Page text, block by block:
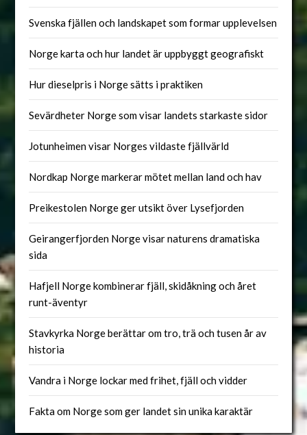
Svenska fjällen och landskapet som formar upplevelsen
Norge karta och hur landet är uppbyggt geografiskt
Hur dieselpris i Norge sätts i praktiken
Sevärdheter Norge som visar landets starkaste sidor
Jotunheimen visar Norges vildaste fjällvärld
Nordkap Norge markerar mötet mellan land och hav
Preikestolen Norge ger utsikt över Lysefjorden
Geirangerfjorden Norge visar naturens dramatiska
sida
Hafjell Norge kombinerar fjäll, skidåkning och året
runt-äventyr
Stavkyrka Norge berättar om tro, trä och tusen år av
historia
Vandra i Norge lockar med frihet, fjäll och vidder
Fakta om Norge som ger landet sin unika karaktär